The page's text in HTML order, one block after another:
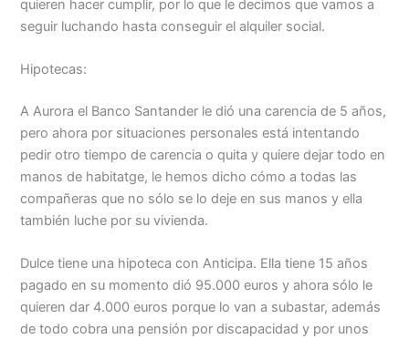
quieren hacer cumplir, por lo que le decimos que vamos a
seguir luchando hasta conseguir el alquiler social.
Hipotecas:
A Aurora el Banco Santander le dió una carencia de 5 años,
pero ahora por situaciones personales está intentando
pedir otro tiempo de carencia o quita y quiere dejar todo en
manos de habitatge, le hemos dicho cómo a todas las
compañeras que no sólo se lo deje en sus manos y ella
también luche por su vivienda.
Dulce tiene una hipoteca con Anticipa. Ella tiene 15 años
pagado en su momento dió 95.000 euros y ahora sólo le
quieren dar 4.000 euros porque lo van a subastar, además
de todo cobra una pensión por discapacidad y por unos